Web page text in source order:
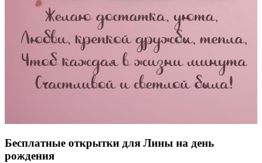
Бесплатные открытки для Лины на день
рождения